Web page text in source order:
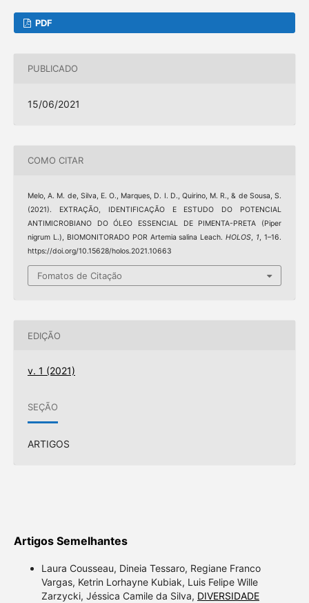
PDF
PUBLICADO
15/06/2021
COMO CITAR
Melo, A. M. de, Silva, E. O., Marques, D. I. D., Quirino, M. R., & de Sousa, S.
(2021). EXTRAÇÃO, IDENTIFICAÇÃO E ESTUDO DO POTENCIAL
ANTIMICROBIANO DO ÓLEO ESSENCIAL DE PIMENTA-PRETA (Piper
nigrum L.), BIOMONITORADO POR Artemia salina Leach.HOLOS, 1, 1–16.
https://doi.org/10.15628/holos.2021.10663
Fomatos de Citação
EDIÇÃO
v. 1 (2021)
SEÇÃO
ARTIGOS
Artigos Semelhantes
Laura Cousseau, Dineia Tessaro, Regiane Franco
Vargas, Ketrin Lorhayne Kubiak, Luis Felipe Wille
Zarzycki, Jéssica Camile da Silva, DIVERSIDADE